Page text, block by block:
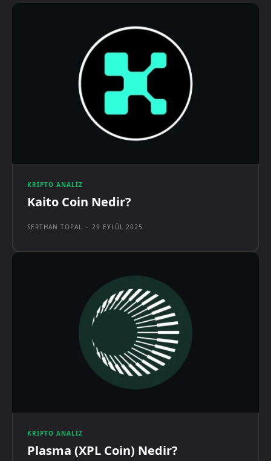
KRIPTO ANALIZ
Kaito Coin Nedir?
SERTHAN TOPAL - 29 EYLÜL 2025
KRIPTO ANALIZ
Plasma (XPL Coin) Nedir?